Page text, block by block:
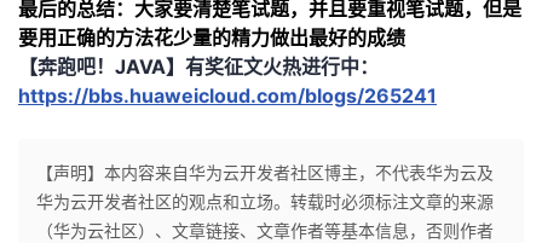
最后的总结：大家要清楚笔试题，并且要重视笔试题，但是
要用正确的方法花少量的精力做出最好的成绩
【奔跑吧！JAVA】有奖征文火热进行中：
https://bbs.huaweicloud.com/blogs/265241
【声明】本内容来自华为云开发者社区博主，不代表华为云及
华为云开发者社区的观点和立场。转载时必须标注文章的来源
（华为云社区）、文章链接、文章作者等基本信息，否则作者